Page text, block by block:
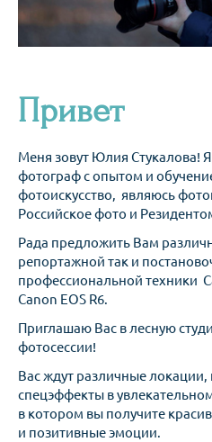
Привет
Меня зовут Юлия Стукалова!
фотограф с опытом и
фотоискусство, являюсь
Российское фото и
Рада предложить Вам
репортажной так и
профессиональной техники
Canon EOS R6.
Приглашаю Вас в лесную
фотосессии!
Вас ждут различные
спецэффекты в
в котором вы получите
и позитивные эмоции.